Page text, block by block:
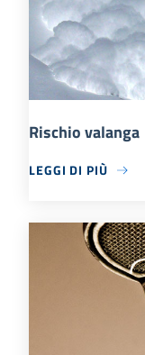
Rischio valanga
LEGGI DI PIÙ